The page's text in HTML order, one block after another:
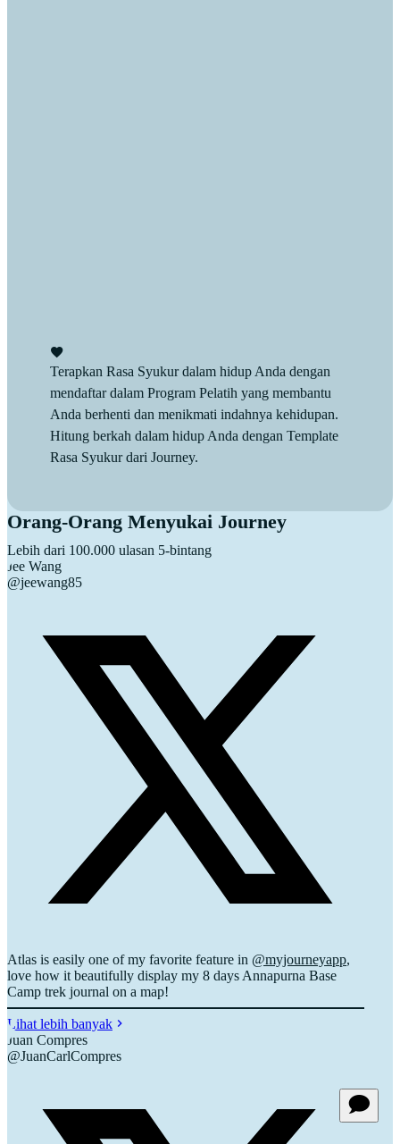
Terapkan Rasa Syukur dalam hidup Anda dengan
mendaftar dalam Program Pelatih yang membantu
Anda berhenti dan menikmati indahnya kehidupan.
Hitung berkah dalam hidup Anda dengan Template
Rasa Syukur dari Journey.
Orang-Orang Menyukai Journey
Lebih dari 100.000 ulasan 5-bintang
Jee Wang
@jeewang85
Atlas is easily one of my favorite feature in @myjourneyapp,
love how it beautifully display my 8 days Annapurna Base
Camp trek journal on a map!
Lihat lebih banyak
Juan Compres
@JuanCarlCompres